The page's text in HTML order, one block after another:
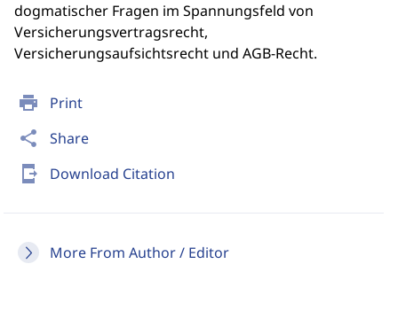
print Print
share Share
send_to_mobile Download Citation
More From Author / Editor
dogmatischer Fragen im Spannungsfeld von
Versicherungsvertragsrecht,
Versicherungsaufsichtsrecht und AGB-Recht.